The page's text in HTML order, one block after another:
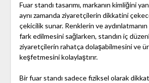
Fuar standı tasarımı, markanın kimliğini
aynı zamanda ziyaretçilerin dikkatini
çekicilik sunar. Renklerin ve aydınlatmanın
fark edilmesini sağlarken, standın iç
ziyaretçilerin rahatça dolaşabilmesini ve
keşfetmesini kolaylaştırır.
Bir fuar standı sadece fiziksel olarak